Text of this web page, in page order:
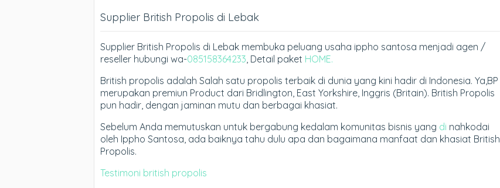
Supplier British Propolis di Lebak
Supplier British Propolis di Lebak membuka peluang usaha ippho santosa menjadi agen /
reseller hubungi wa-085158364233, Detail paket HOME.
British propolis adalah Salah satu propolis terbaik di dunia yang kini hadir di Indonesia. Ya,BP
merupakan premiun Product dari Bridlington, East Yorkshire, Inggris (Britain). British Propolis
pun hadir, dengan jaminan mutu dan berbagai khasiat.
Sebelum Anda memutuskan untuk bergabung kedalam komunitas bisnis yang di nahkodai
oleh Ippho Santosa, ada baiknya tahu dulu apa dan bagaimana manfaat dan khasiat British
Propolis.
Testimoni british propolis